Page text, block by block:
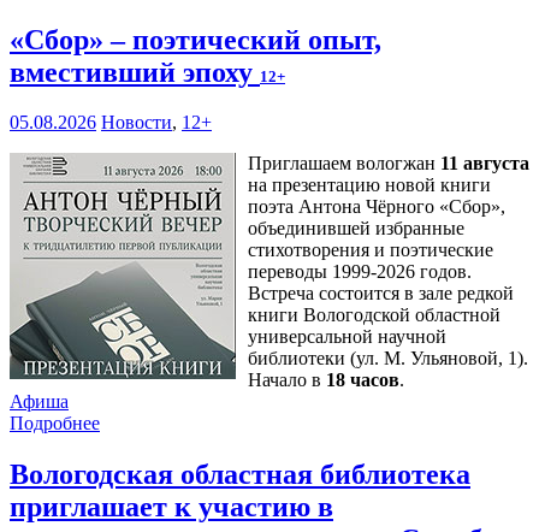
«Сбор» – поэтический опыт,
вместивший эпоху 12+
05.08.2026 Новости, 12+
Приглашаем вологжан 11 августа
на презентацию новой книги
поэта Антона Чёрного «Сбор»,
объединившей избранные
стихотворения и поэтические
переводы 1999-2026 годов.
Встреча состоится в зале редкой
книги Вологодской областной
универсальной научной
библиотеки (ул. М. Ульяновой, 1).
Начало в 18 часов.
Афиша
Подробнее
Вологодская областная библиотека
приглашает к участию в